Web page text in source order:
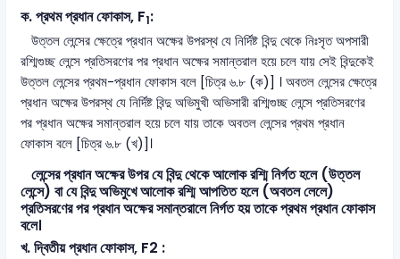
ক. প্রথম প্রধান ফোকাস, F1:
উত্তল লেন্সের ক্ষেত্রে প্রধান অক্ষের উপরস্থ যে নির্দিষ্ট বিন্দু থেকে নিঃসৃত অপসারী
রশ্মিগুচ্ছ লেন্সে প্রতিসরণের পর প্রধান অক্ষের সমান্তরাল হয়ে চলে যায় সেই বিন্দুকেই
উত্তল লেন্সের প্রথম-প্রধান ফোকাস বলে [চিত্র ৬.৮ (ক)] । অবতল লেন্সের ক্ষেত্রে
প্রধান অক্ষের উপরস্থ যে নির্দিষ্ট বিন্দু অভিমুখী অভিসারী রশ্মিগুচ্ছ লেন্সে প্রতিসরণের
পর প্রধান অক্ষের সমান্তরাল হয়ে চলে যায় তাকে অবতল লেন্সের প্রথম প্রধান
ফোকাস বলে [চিত্র ৬.৮ (খ)]।
লেন্সের প্রধান অক্ষের উপর যে বিন্দু থেকে আলোক রশ্মি নির্গত হলে (উত্তল
লেন্সে) বা যে বিন্দু অভিমুখে আলোক রশ্মি আপতিত হলে (অবতল লেলে)
প্রতিসরণের পর প্রধান অক্ষের সমান্তরালে নির্গত হয় তাকে প্রথম প্রধান ফোকাস
বলে।
খ. দ্বিতীয় প্রধান ফোকাস, F2 :